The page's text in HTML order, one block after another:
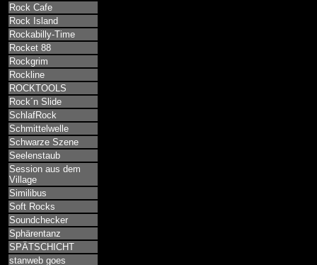
Rock Cafe
Rock Island
Rockabilly-Time
Rocket 88
Rockgrim
Rockline
ROCKTOOLS
Rock´n Slide
SchlafRock
Schmittelwelle
Schwarze Szene
Seelenstaub
Session aus dem
Village
Similibus
Soft Rocks
Soundchecker
Sphärentanz
SPÄTSCHICHT
stanweb goes